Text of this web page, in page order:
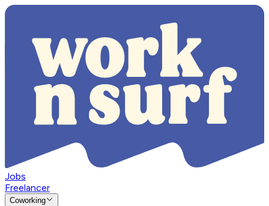
Jobs
Freelancer
Coworking